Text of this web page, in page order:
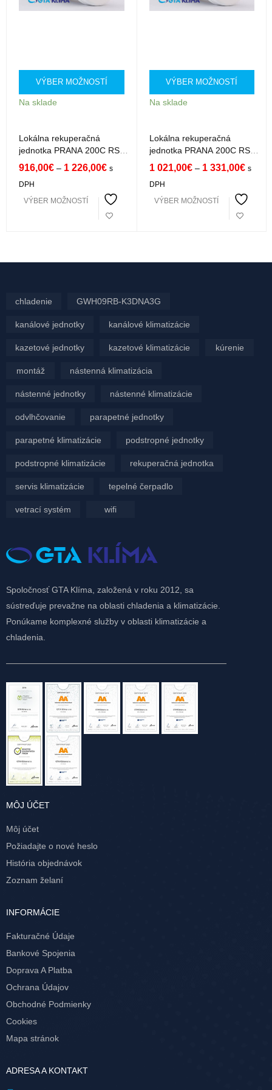
VÝBER MOŽNOSTÍ
Na sklade
Lokálna rekuperačná
jednotka PRANA 200C RS51
Premium
916,00€ – 1 226,00€ s
DPH
VÝBER MOŽNOSTÍ
VÝBER MOŽNOSTÍ
Na sklade
Lokálna rekuperačná
jednotka PRANA 200C RS51
Premium Plus
1 021,00€ – 1 331,00€ s
DPH
VÝBER MOŽNOSTÍ
chladenie GWH09RB-K3DNA3G
kanálové jednotky kanálové klimatizácie
kazetové jednotky kazetové klimatizácie kúrenie
montáž nástenná klimatizácia
nástenné jednotky nástenné klimatizácie
odvlhčovanie parapetné jednotky
parapetné klimatizácie podstropné jednotky
podstropné klimatizácie rekuperačná jednotka
servis klimatizácie tepelné čerpadlo
vetrací systém wifi
Spoločnosť GTA Klíma, založená v roku 2012, sa
sústreďuje prevažne na oblasti chladenia a klimatizácie.
Ponúkame komplexné služby v oblasti klimatizácie a
chladenia.
MÔJ ÚČET
Môj účet
Požiadajte o nové heslo
História objednávok
Zoznam želaní
INFORMÁCIE
Fakturačné Údaje
Bankové Spojenia
Doprava A Platba
Ochrana Údajov
Obchodné Podmienky
Cookies
Mapa stránok
ADRESA A KONTAKT